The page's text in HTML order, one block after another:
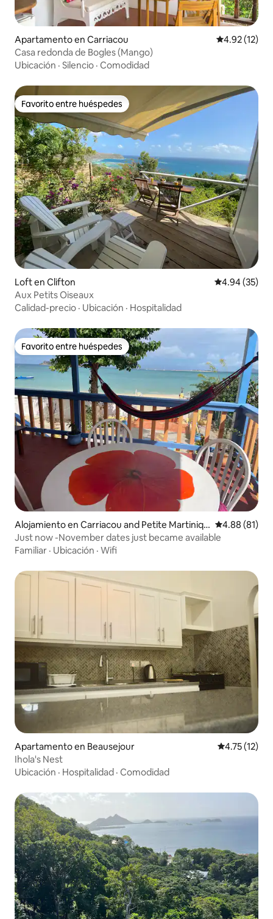
Apartamento en Carriacou Calificación
4.92 (12)
Casa redonda de Bogles (Mango)
Ubicación · Silencio · Comodidad
Favorito entre huéspedes
Favorito entre huéspedes
Loft en Clifton Calificación
4.94 (35)
Aux Petits Oiseaux
Calidad-precio · Ubicación · Hospitalidad
Favorito entre huéspedes
Favorito entre huéspedes
Alojamiento en Carriacou and Petite Martiniqu
e
Calificación
4.88 (81)
Just now -November dates just became available
Familiar · Ubicación · Wifi
Apartamento en Beausejour Calificación
4.75 (12)
Ihola's Nest
Ubicación · Hospitalidad · Comodidad